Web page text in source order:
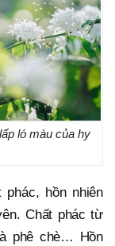
ló màu của hy
hồn nhiên
Chất phác từ
phê chè… Hồn